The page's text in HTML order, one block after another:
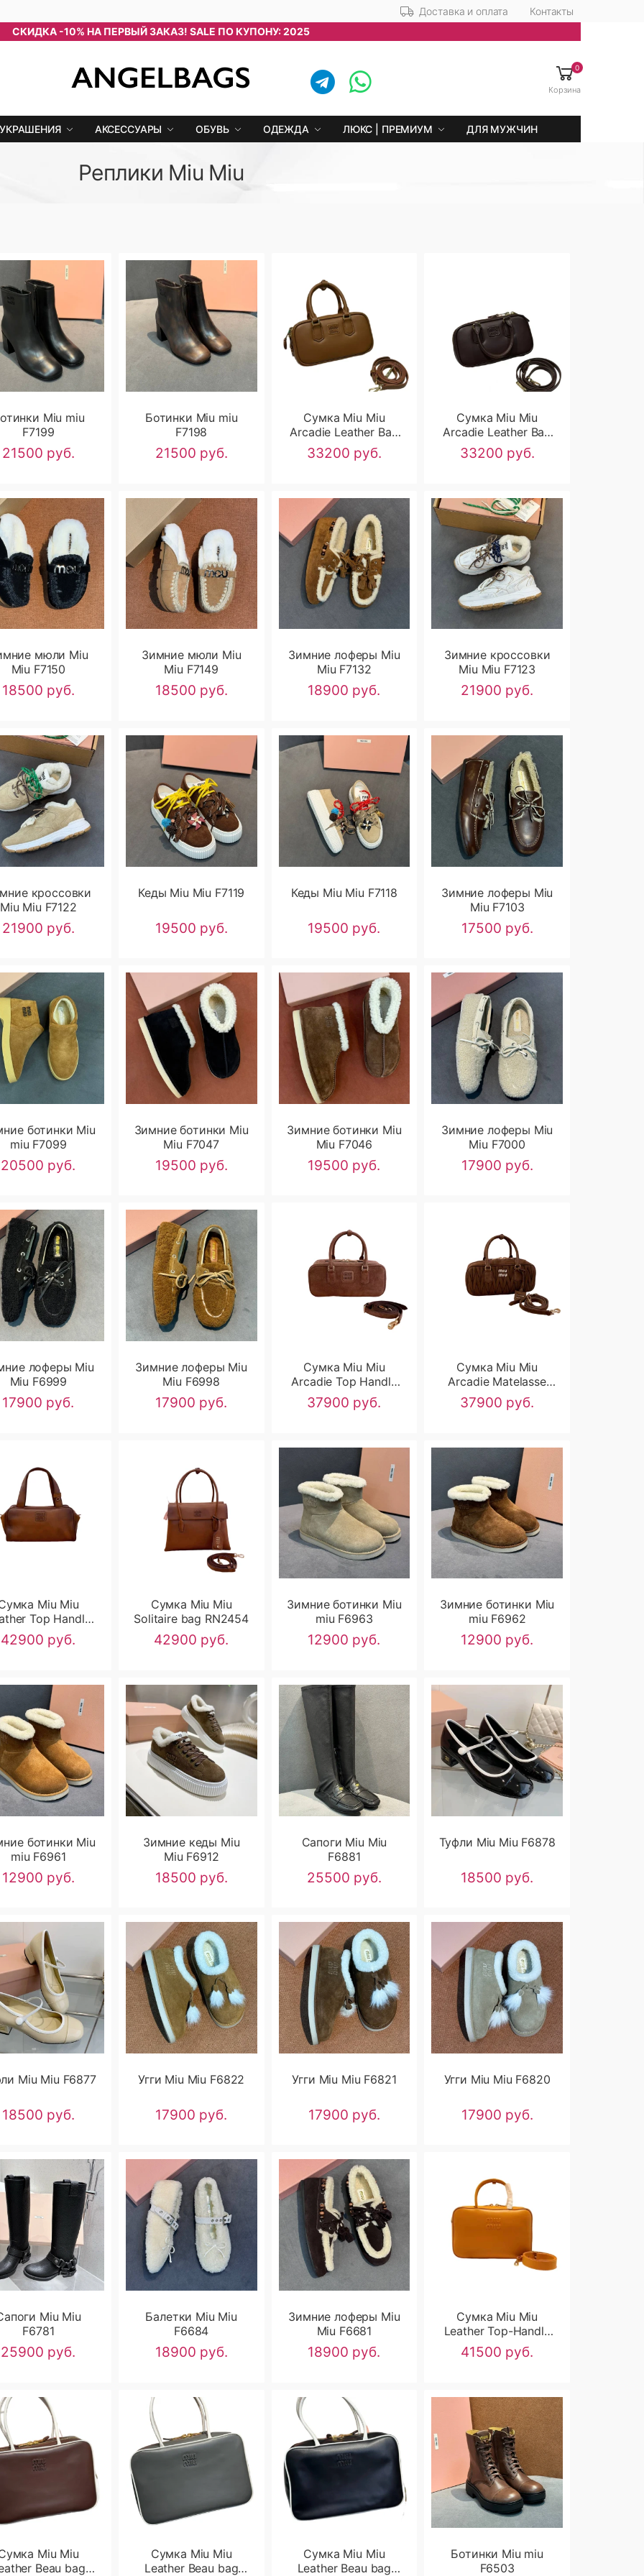
Доставка и оплата
Контакты
СКИДКА -10% НА ПЕРВЫЙ ЗАКАЗ! SALE ПО КУПОНУ: 2025
0
Корзина
УКРАШЕНИЯ АКСЕССУАРЫ ОБУВЬ ОДЕЖДА ЛЮКС | ПРЕМИУМ ДЛЯ МУЖЧИН
Реплики Miu Miu
Miu miu
F7199
21500 руб.
Ботинки Miu miu
F7198
21500 руб.
Сумка Miu Miu
Arcadie Leather Bag
RN2674
33200 руб.
Сумка Miu Miu
Arcadie Leather Bag
RN2673
33200 руб.
мюли Miu
Miu F7150
18500 руб.
Зимние мюли Miu
Miu F7149
18500 руб.
Зимние лоферы Miu
Miu F7132
18900 руб.
Зимние кроссовки
Miu Miu F7123
21900 руб.
кроссовки
Miu Miu F7122
21900 руб.
Кеды Miu Miu F7119
19500 руб.
Кеды Miu Miu F7118
19500 руб.
Зимние лоферы Miu
Miu F7103
17500 руб.
ботинки Miu
miu F7099
20500 руб.
Зимние ботинки Miu
Miu F7047
19500 руб.
Зимние ботинки Miu
Miu F7046
19500 руб.
Зимние лоферы Miu
Miu F7000
17900 руб.
лоферы Miu
Miu F6999
17900 руб.
Зимние лоферы Miu
Miu F6998
17900 руб.
Сумка Miu Miu
Arcadie Top Handle
Bag in Brown Suede
RN2463
37900 руб.
Сумка Miu Miu
Arcadie Matelasse
RN2462
37900 руб.
Miu Miu
Top Handle
Bag RN2461
42900 руб.
Сумка Miu Miu
Solitaire bag RN2454
42900 руб.
Зимние ботинки Miu
miu F6963
12900 руб.
Зимние ботинки Miu
miu F6962
12900 руб.
ботинки Miu
miu F6961
12900 руб.
Зимние кеды Miu
Miu F6912
18500 руб.
Сапоги Miu Miu
F6881
25500 руб.
Туфли Miu Miu F6878
18500 руб.
Miu Miu F6877
18500 руб.
Угги Miu Miu F6822
17900 руб.
Угги Miu Miu F6821
17900 руб.
Угги Miu Miu F6820
17900 руб.
Miu Miu
F6781
25900 руб.
Балетки Miu Miu
F6684
18900 руб.
Зимние лоферы Miu
Miu F6681
18900 руб.
Сумка Miu Miu
Leather Top-Handle
RN2100
41500 руб.
Miu Miu
Beau bag
Сумка Miu Miu
Leather Beau bag
Сумка Miu Miu
Leather Beau bag
Ботинки Miu miu
F6503